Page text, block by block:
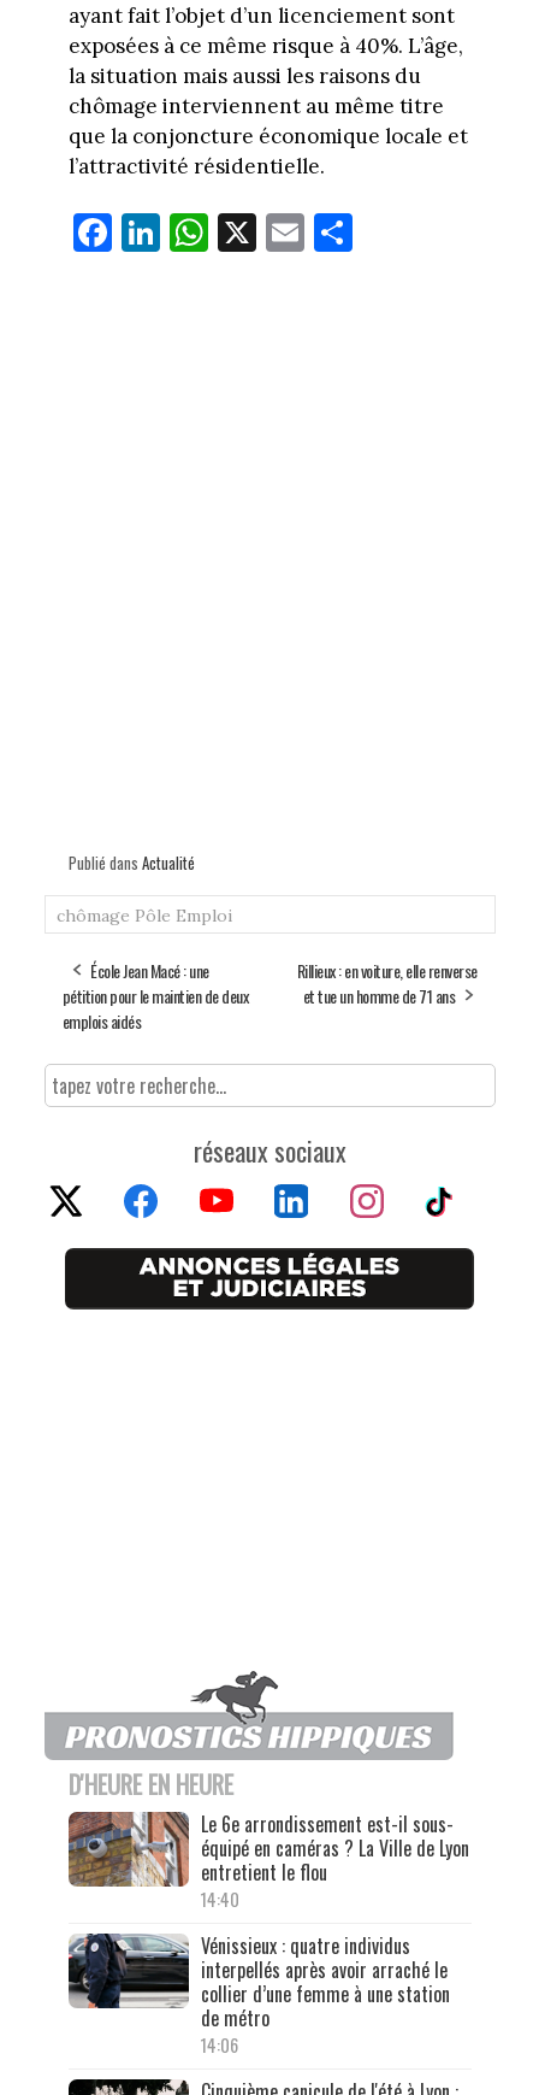
ayant fait l’objet d’un licenciement sont
exposées à ce même risque à 40%. L’âge,
la situation mais aussi les raisons du
chômage interviennent au même titre
que la conjoncture économique locale et
l’attractivité résidentielle.
Fa
ce
Li
nk
W
ha
X E
m
Pa
rt
Publié dans Actualité
chômage Pôle Emploi
École Jean Macé : une
pétition pour le maintien de deux
emplois aidés
Rillieux : en voiture, elle renverse
et tue un homme de 71 ans
réseaux sociaux
D'HEURE EN HEURE
Le 6e arrondissement est-il sous-
équipé en caméras ? La Ville de Lyon
entretient le flou
14:40
Vénissieux : quatre individus
interpellés après avoir arraché le
collier d’une femme à une station
de métro
14:06